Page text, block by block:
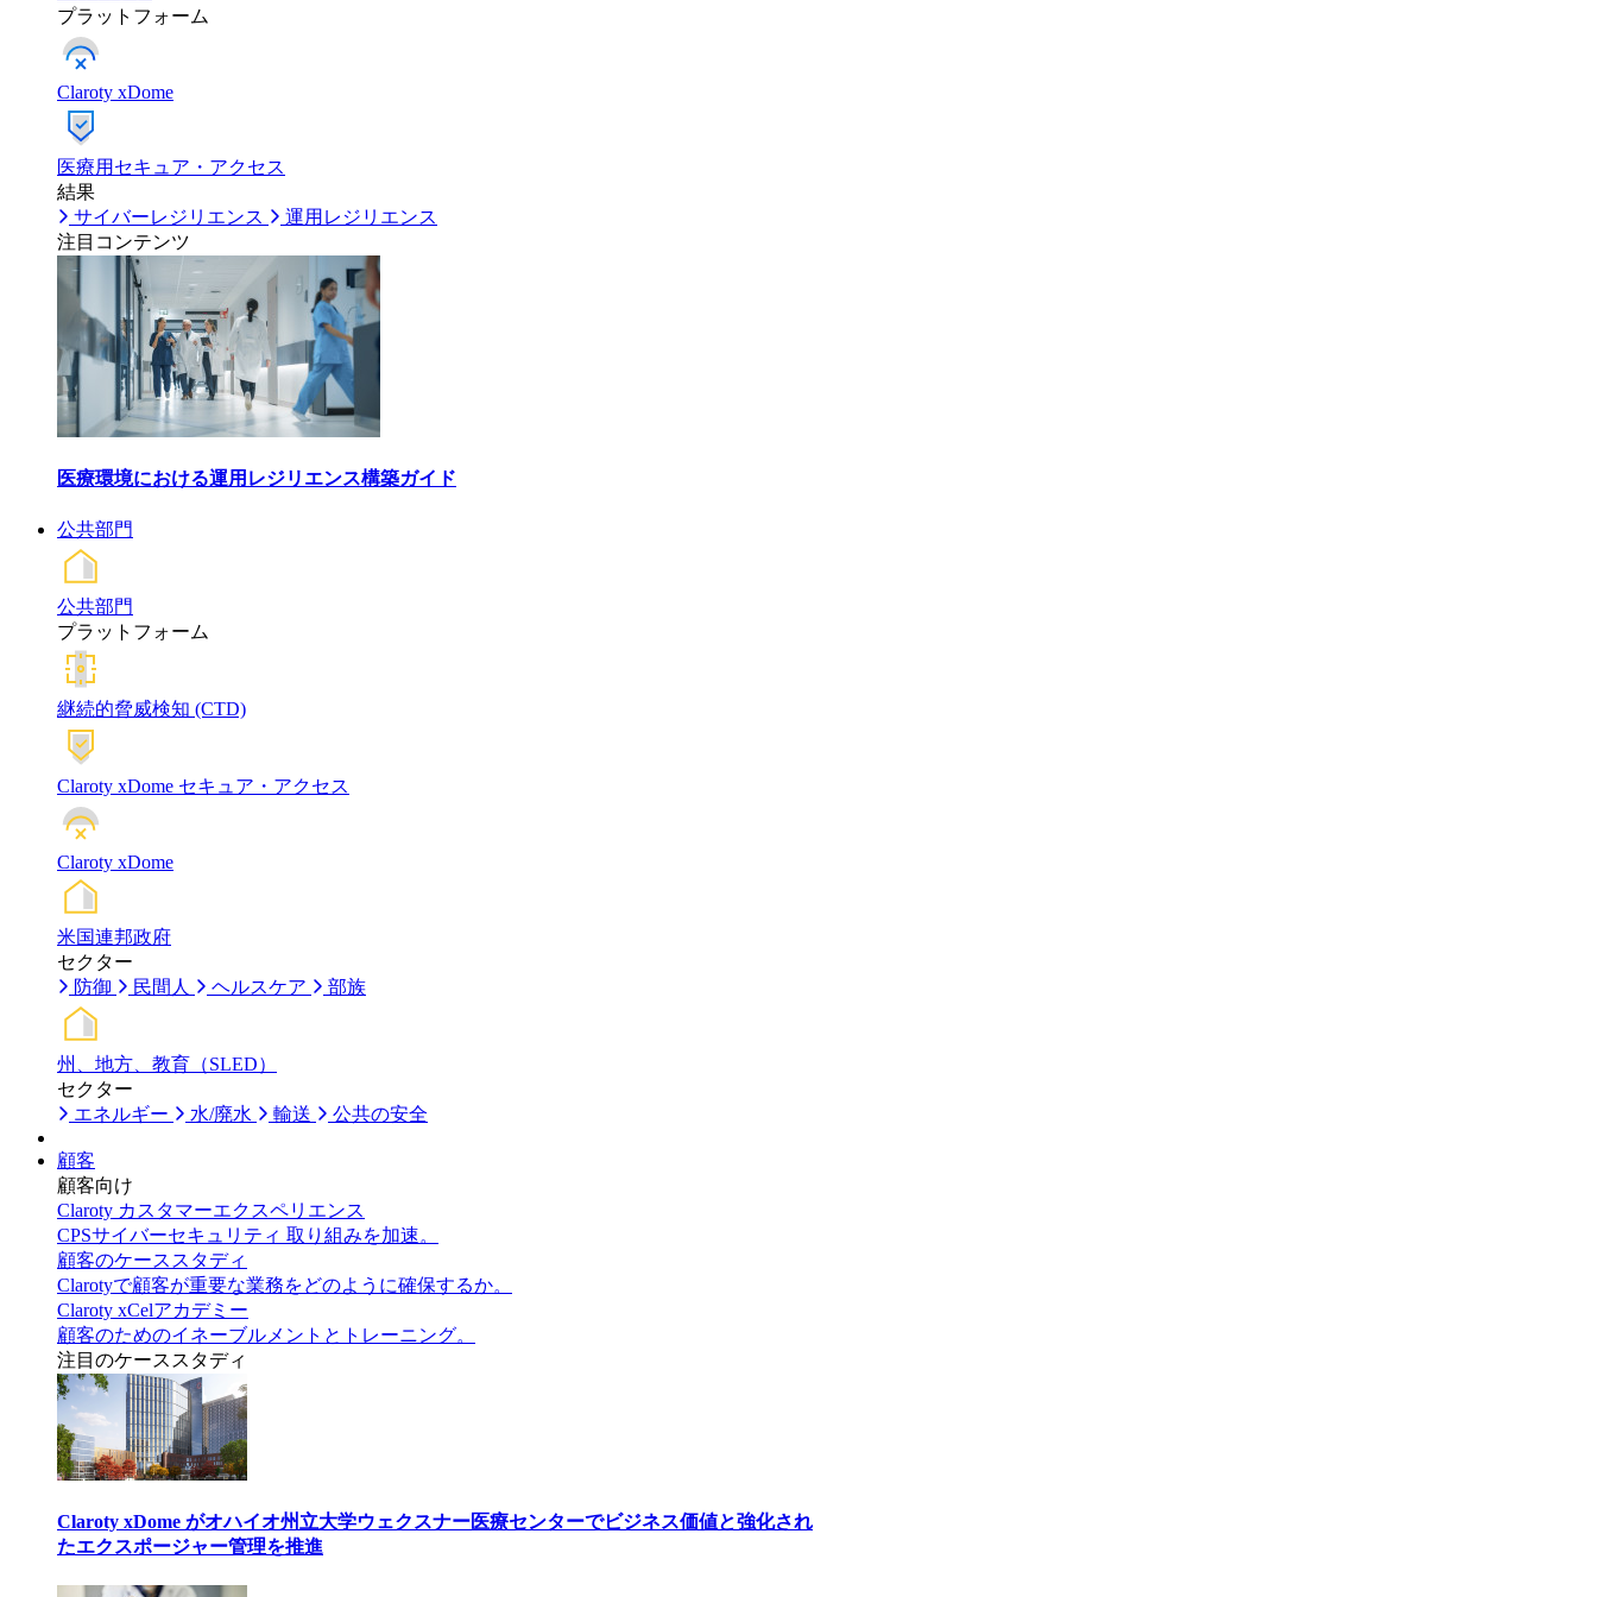
プラットフォーム
Claroty xDome
医療用セキュア・アクセス
結果
サイバーレジリエンス
運用レジリエンス
注目コンテンツ
医療環境における運用レジリエンス構築ガイド
公共部門
公共部門
プラットフォーム
継続的脅威検知 (CTD)
Claroty xDome セキュア・アクセス
Claroty xDome
米国連邦政府
セクター
防御
民間人 ヘルスケア 部族
州、地方、教育（SLED）
セクター
エネルギー
水/廃水 輸送 公共の安全
顧客
顧客向け
Claroty カスタマーエクスペリエンス
CPSサイバーセキュリティ 取り組みを加速。
顧客のケーススタディ
Clarotyで顧客が重要な業務をどのように確保するか。
Claroty xCelアカデミー
顧客のためのイネーブルメントとトレーニング。
注目のケーススタディ
Claroty xDome がオハイオ州立大学ウェクスナー医療センターでビジネス価値と強化され
たエクスポージャー管理を推進